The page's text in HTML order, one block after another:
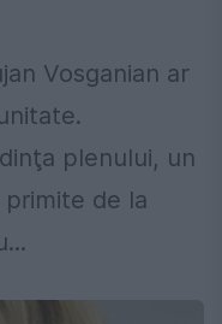
Vosganian ar
plenului, un
de la